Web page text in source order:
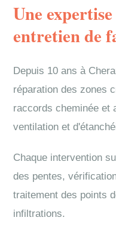
Une
entretien de
Depuis 10 ans à
réparation des zones
raccords cheminée et
ventilation et
Chaque intervention
des pentes,
traitement des points
infiltrations.